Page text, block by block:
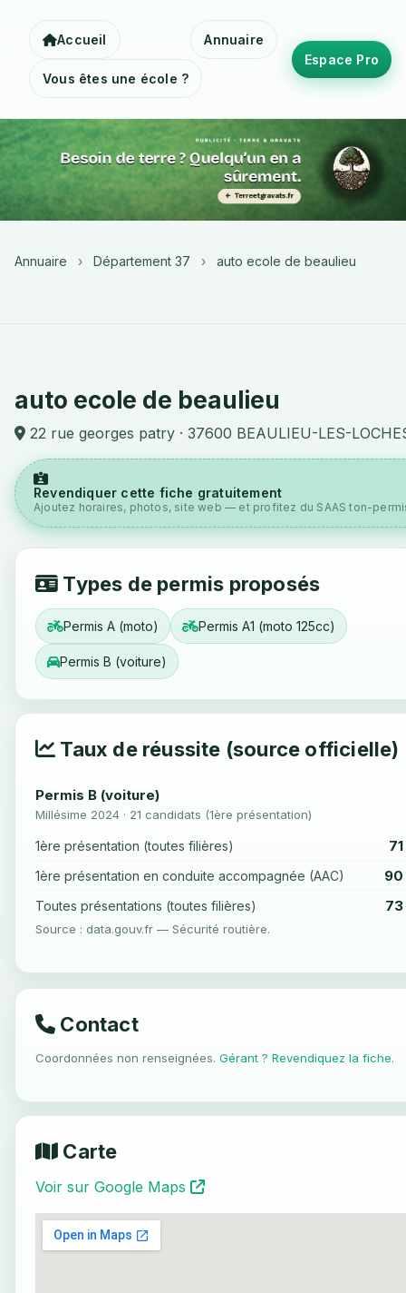
Accueil Annuaire
Vous êtes une école ?
Espace Pro
Annuaire › Département 37 › auto ecole de beaulieu
auto ecole de beaulieu
22 rue georges patry · 37600 BEAULIEU-LES-
Revendiquer cette fiche gratuitement
Ajoutez horaires, photos, site web — et profitez du SAAS ton-
Types de permis proposés
Permis A (moto) Permis A1 (moto 125cc)
Permis B (voiture)
Taux de réussite (source officielle)
Permis B (voiture)
Millésime 2024 · 21 candidats (1ère présentation)
1ère présentation (toutes filières)
1ère présentation en conduite accompagnée (AAC) 90
Toutes présentations (toutes filières) 73
Source : data.gouv.fr — Sécurité routière.
Contact
Coordonnées non renseignées. Gérant ? Revendiquez la fiche.
Carte
Voir sur Google Maps